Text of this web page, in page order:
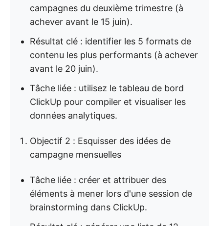
campagnes du deuxième trimestre (à
achever avant le 15 juin).
Résultat clé : identifier les 5 formats de
contenu les plus performants (à achever
avant le 20 juin).
Tâche liée : utilisez le tableau de bord
ClickUp pour compiler et visualiser les
données analytiques.
Objectif 2 : Esquisser des idées de
campagne mensuelles
Tâche liée : créer et attribuer des
éléments à mener lors d'une session de
brainstorming dans ClickUp.